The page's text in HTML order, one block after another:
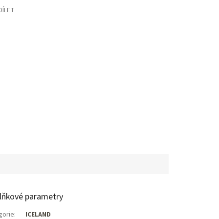
parametry
:
ICELAND